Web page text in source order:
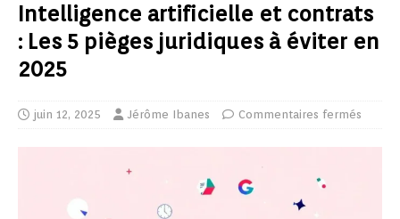
Intelligence artificielle et contrats
: Les 5 pièges juridiques à éviter en
2025
juin 12, 2025 Jérôme Ibanes Commentaires fermés